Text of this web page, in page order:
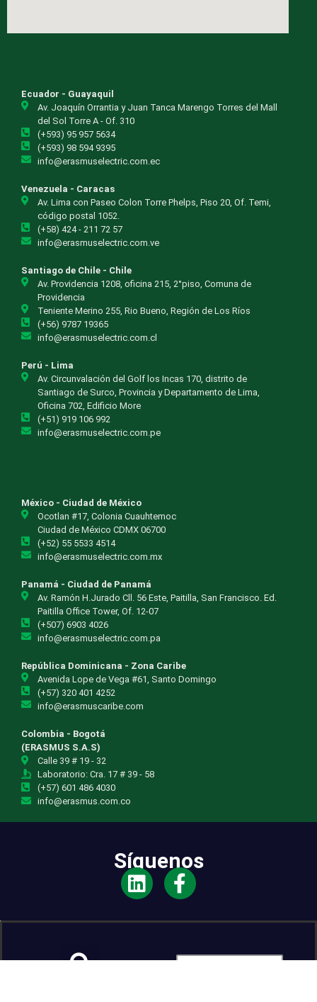
Ecuador - Guayaquil
Av. Joaquín Orrantia y Juan Tanca Marengo Torres del Mall
del Sol Torre A - Of. 310
(+593) 95 957 5634
(+593) 98 594 9395
info@erasmuselectric.com.ec
Venezuela - Caracas
Av. Lima con Paseo Colon Torre Phelps, Piso 20, Of. Temi,
código postal 1052.
(+58) 424 - 211 72 57
info@erasmuselectric.com.ve
Santiago de Chile - Chile
Av. Providencia 1208, oficina 215, 2°piso, Comuna de
Providencia
Teniente Merino 255, Rio Bueno, Región de Los Ríos
(+56) 9787 19365
info@erasmuselectric.com.cl
Perú - Lima
Av. Circunvalación del Golf los Incas 170, distrito de
Santiago de Surco, Provincia y Departamento de Lima,
Oficina 702, Edificio More
(+51) 919 106 992
info@erasmuselectric.com.pe
México - Ciudad de México
Ocotlan #17, Colonia Cuauhtemoc
Ciudad de México CDMX 06700
(+52) 55 5533 4514
info@erasmuselectric.com.mx
Panamá - Ciudad de Panamá
Av. Ramón H.Jurado Cll. 56 Este, Paitilla, San Francisco. Ed.
Paitilla Office Tower, Of. 12-07
(+507) 6903 4026
info@erasmuselectric.com.pa
República Dominicana - Zona Caribe
Avenida Lope de Vega #61, Santo Domingo
(+57) 320 401 4252
info@erasmuscaribe.com
Colombia - Bogotá
(ERASMUS S.A.S)
Calle 39 # 19 - 32
Laboratorio: Cra. 17 # 39 - 58
(+57) 601 486 4030
info@erasmus.com.co
Síguenos